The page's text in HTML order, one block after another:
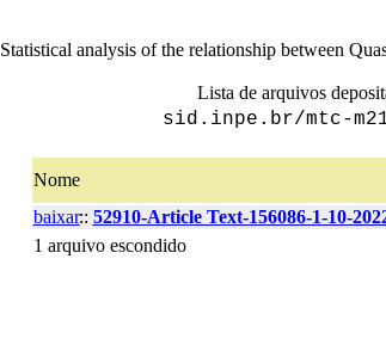
Statistical analysis of the relationship between
Lista de arquivos
sid.inpe.br/mtc-
Nome
baixar:: 52910-Article Text-156086-1-10-
1 arquivo escondido